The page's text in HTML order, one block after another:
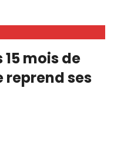
mois de
ses